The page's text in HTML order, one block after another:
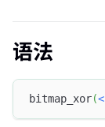
语法
bitmap_xor(<